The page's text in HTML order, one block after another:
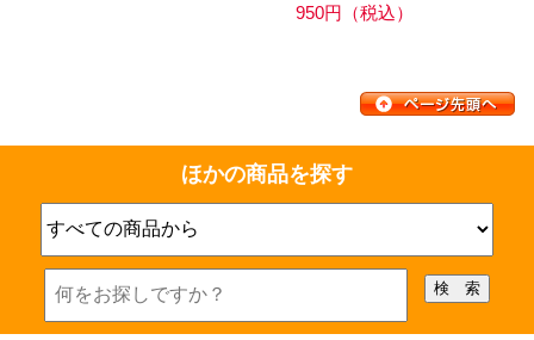
950円（税込）
ほかの商品を探す